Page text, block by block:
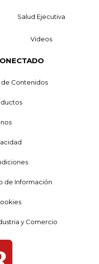
Salud Ejecutiva
Videos
Contenidos
de Información
y Comercio